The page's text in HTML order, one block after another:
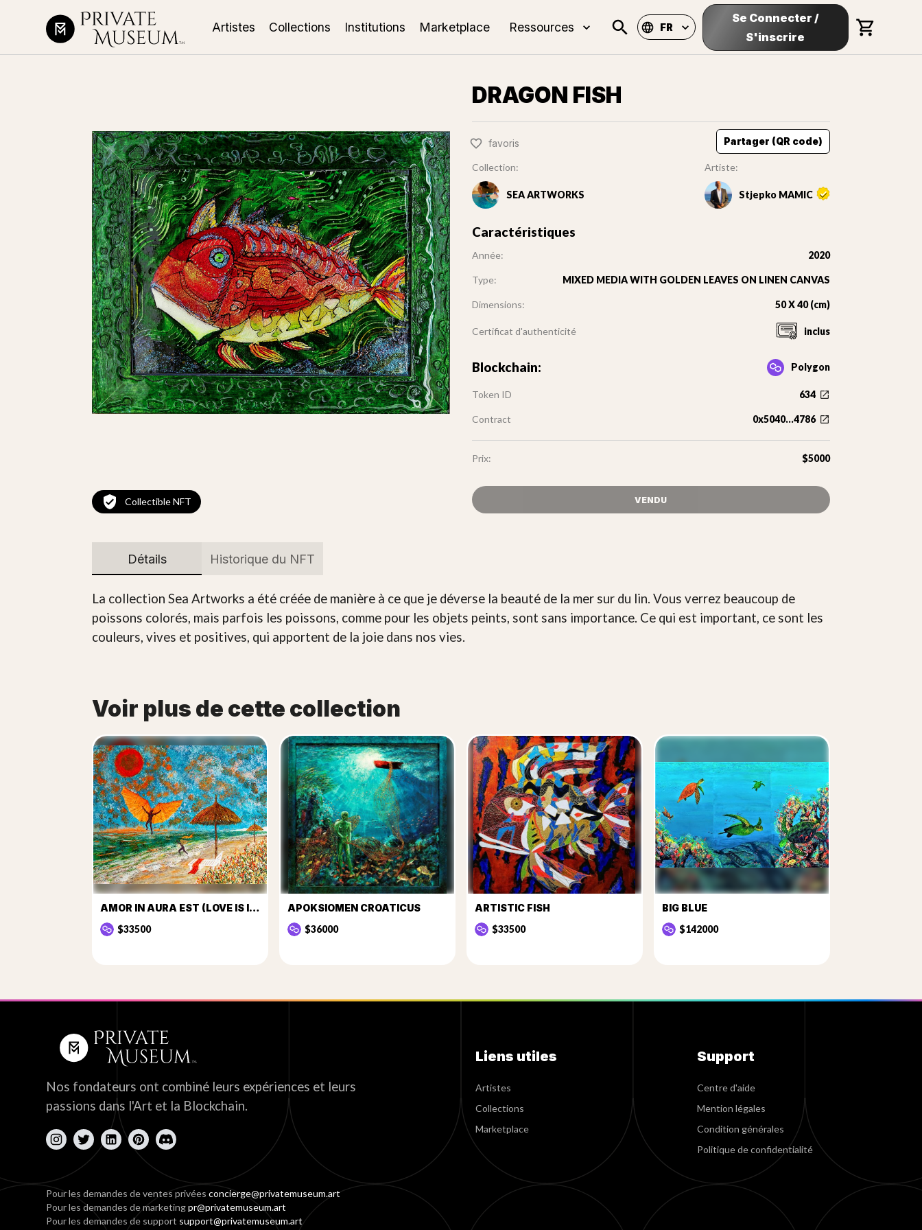
Artistes Collections Institutions Marketplace Ressources FR
Se Connecter /
S'inscrire
Collectible NFT
DRAGON FISH
favoris Partager (QR code)
Collection:
SEA ARTWORKS
Artiste:
Stjepko MAMIC
Caractéristiques
Année: 2020
Type: MIXED MEDIA WITH GOLDEN LEAVES ON LINEN CANVAS
Dimensions: 50 X 40 (cm)
Certificat d'authenticité inclus
Blockchain: Polygon
Token ID 634
Contract 0x5040...4786
Prix: $5000
VENDU
Détails Historique du NFT
La collection Sea Artworks a été créée de manière à ce que je déverse la beauté de la mer sur du lin. Vous verrez beaucoup de
poissons colorés, mais parfois les poissons, comme pour les objets peints, sont sans importance. Ce qui est important, ce sont les
couleurs, vives et positives, qui apportent de la joie dans nos vies.
Voir plus de cette collection
AMOR IN AURA EST (LOVE IS IN THE AIR)
$33500
APOKSIOMEN CROATICUS
$36000
ARTISTIC FISH
$33500
BIG BLUE
$142000
Nos fondateurs ont combiné leurs expériences et leurs
passions dans l'Art et la Blockchain.
Liens utiles
Artistes
Collections
Marketplace
Support
Centre d'aide
Mention légales
Condition générales
Politique de confidentialité
Pour les demandes de ventes privéesconcierge@privatemuseum.art
Pour les demandes de marketingpr@privatemuseum.art
Pour les demandes de support support@privatemuseum.art